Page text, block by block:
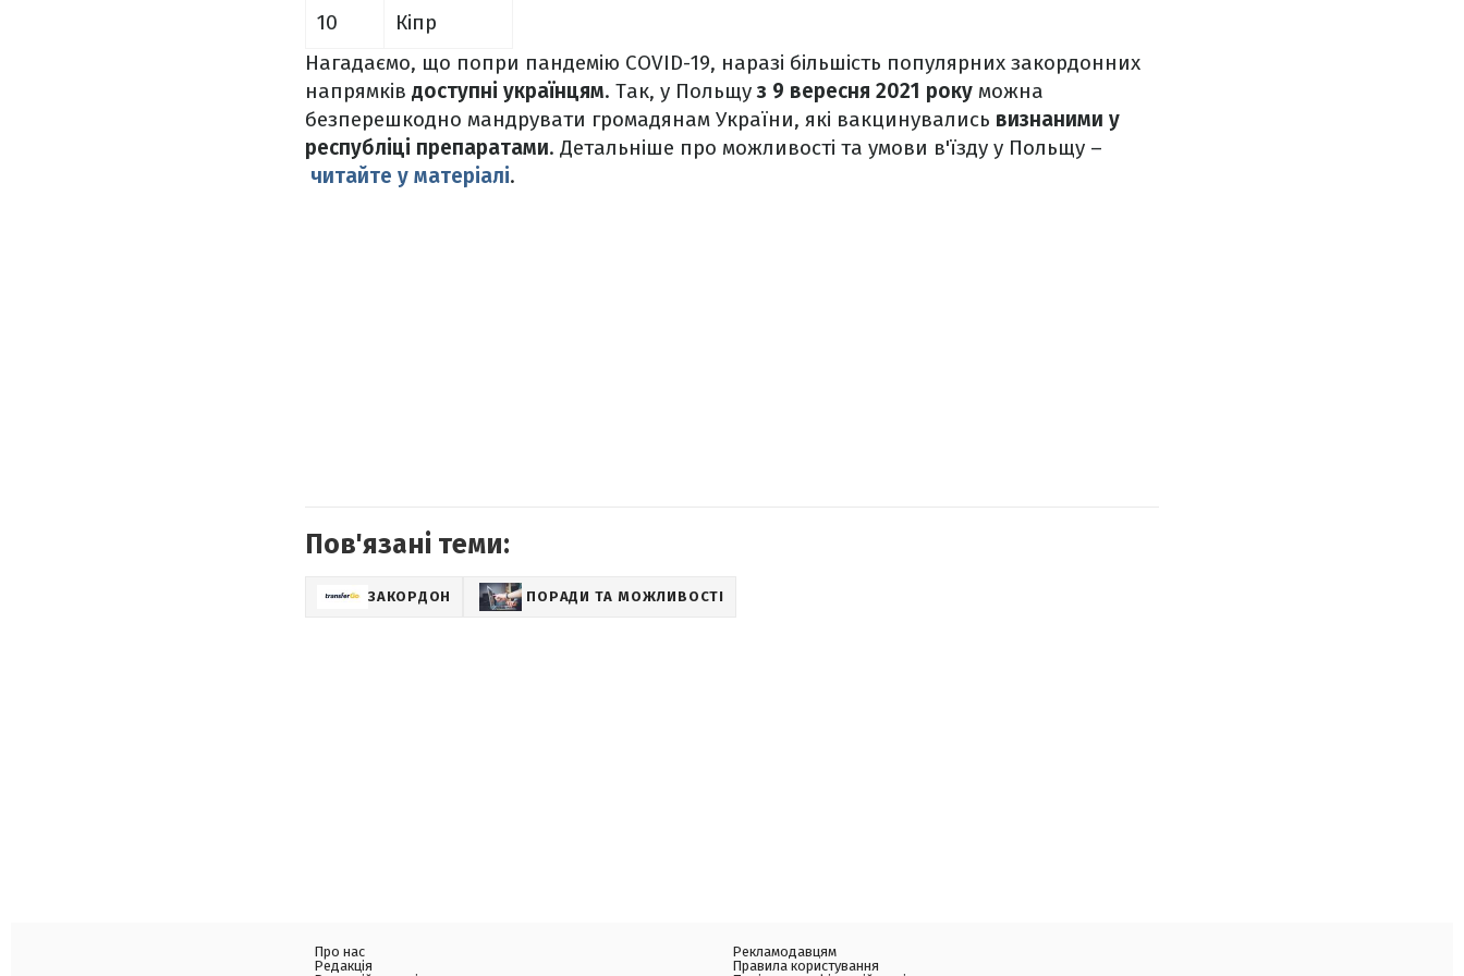
10
Кіпр
Нагадаємо, що попри пандемію COVID-19, наразі більшість популярних закордонних
напрямків доступні українцям. Так, у Польщуз 9 вересня 2021 року можна
безперешкодно мандрувати громадянам України, які вакцинувались визнаними у
республіці препаратами. Детальніше про можливості та умови в'їзду у Польщу –
читайте у матеріалі.
Пов'язані теми:
ЗАКОРДОН ПОРАДИ ТА МОЖЛИВОСТІ
Про нас
Редакція
Рекламодавцям
Правила користування